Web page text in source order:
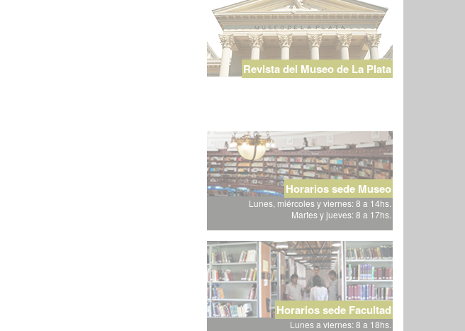
Revista del Museo de La Plata
Horarios sede Museo
Lunes, miércoles y viernes: 8 a 14hs.
Martes y jueves: 8 a 17hs.
Horarios sede Facultad
Lunes a viernes: 8 a 18hs.